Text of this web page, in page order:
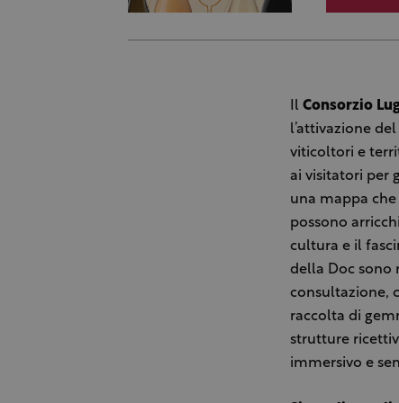
Il Consorzio
l’attivazione
viticoltori e
ai visitatori per
una mappa
possono
cultura e il
della Doc sono
consultazione,
raccolta di
strutture
immersivo e